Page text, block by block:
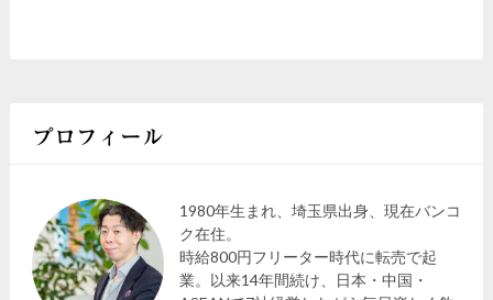
プロフィール
1980年生まれ、埼玉県出身、現在バンコ
ク在住。
時給800円フリーター時代に転売で起
業。以来14年間続け、日本・中国・